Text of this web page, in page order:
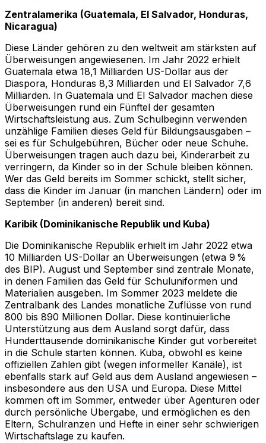
Zentralamerika (Guatemala, El Salvador, Honduras,
Nicaragua)
Diese Länder gehören zu den weltweit am stärksten auf
Überweisungen angewiesenen. Im Jahr 2022 erhielt
Guatemala etwa 18,1 Milliarden US-Dollar aus der
Diaspora, Honduras 8,3 Milliarden und El Salvador 7,6
Milliarden. In Guatemala und El Salvador machen diese
Überweisungen rund ein Fünftel der gesamten
Wirtschaftsleistung aus. Zum Schulbeginn verwenden
unzählige Familien dieses Geld für Bildungsausgaben –
sei es für Schulgebühren, Bücher oder neue Schuhe.
Überweisungen tragen auch dazu bei, Kinderarbeit zu
verringern, da Kinder so in der Schule bleiben können.
Wer das Geld bereits im Sommer schickt, stellt sicher,
dass die Kinder im Januar (in manchen Ländern) oder im
September (in anderen) bereit sind.
Karibik (Dominikanische Republik und Kuba)
Die Dominikanische Republik erhielt im Jahr 2022 etwa
10 Milliarden US-Dollar an Überweisungen (etwa 9 %
des BIP). August und September sind zentrale Monate,
in denen Familien das Geld für Schuluniformen und
Materialien ausgeben. Im Sommer 2023 meldete die
Zentralbank des Landes monatliche Zuflüsse von rund
800 bis 890 Millionen Dollar. Diese kontinuierliche
Unterstützung aus dem Ausland sorgt dafür, dass
Hunderttausende dominikanische Kinder gut vorbereitet
in die Schule starten können. Kuba, obwohl es keine
offiziellen Zahlen gibt (wegen informeller Kanäle), ist
ebenfalls stark auf Geld aus dem Ausland angewiesen –
insbesondere aus den USA und Europa. Diese Mittel
kommen oft im Sommer, entweder über Agenturen oder
durch persönliche Übergabe, und ermöglichen es den
Eltern, Schulranzen und Hefte in einer sehr schwierigen
Wirtschaftslage zu kaufen.